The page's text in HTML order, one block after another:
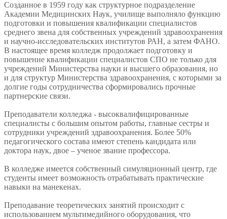
Созданное в 1959 году как структурное подразделение
Академии Медицинских Наук, училище выполняло функцию
подготовки и повышения квалификации специалистов
среднего звена для собственных учреждений здравоохранения
и научно-исследовательских институтов РАН, а затем ФАНО.
В настоящее время колледж продолжает подготовку и
повышение квалификации специалистов СПО не только для
учреждений Министерства науки и высшего образования, но
и для структур Министерства здравоохранения, с которыми за
долгие годы сотрудничества сформировались прочные
партнерские связи.
Преподаватели колледжа - высоквалифицированные
специалисты с большим опытом работы, главные сестры и
сотрудники учреждений здравоохранения. Более 50%
педагогического состава имеют степень кандидата или
доктора наук, двое – ученое звание профессора.
В колледже имеется собственный симуляционный центр, где
студенты имеет возможность отрабатывать практические
навыки на манекенах.
Преподавание теоретических занятий происходит с
использованием мультимедийного оборудования, что